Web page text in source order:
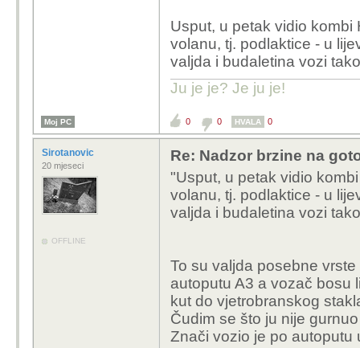
Usput, u petak vidio kombi
volanu, tj. podlaktice - u
valjda i budaletina vozi
Ju je je? Je ju je!
Moj PC 0 0 HVALA 0
Sirotanovic
20 mjeseci
OFFLINE
Re: Nadzor brzine na
"Usput, u petak vidio
volanu, tj. podlaktice - u
valjda i budaletina vozi
To su valjda posebne
autoputu A3 a vozač bosu
kut do vjetrobranskog
Čudim se što ju nije
Znači vozio je po autoputu